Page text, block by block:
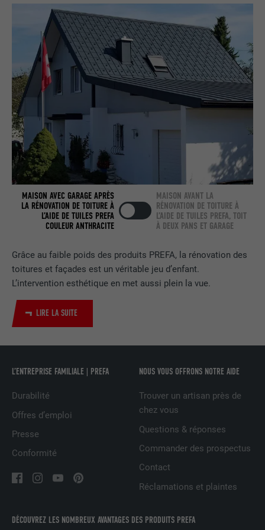
Grâce au faible poids des produits PREFA, la rénovation des
toitures et façades est un véritable jeu d’enfant.
L’intervention esthétique en met aussi plein la vue.
LIRE LA SUITE
MAISON AVEC GARAGE APRÈS
LA RÉNOVATION DE TOITURE À
L’AIDE DE TUILES PREFA
COULEUR ANTHRACITE
MAISON AVANT LA
RÉNOVATION DE TOITURE À
L’AIDE DE TUILES PREFA, TOIT
À DEUX PANS ET GARAGE
DÉCOUVREZ LES NOMBREUX AVANTAGES DES PRODUITS PREFA
L’ENTREPRISE FAMILIALE | PREFA
Durabilité
Offres d’emploi
Presse
Conformité
NOUS VOUS OFFRONS NOTRE AIDE
Trouver un artisan près de
chez vous
Questions & réponses
Commander des prospectus
Contact
Réclamations et plaintes
UTILITÉ
nous » intégrée.
NOM bcookie
FOURNISSEUR LinkedIn
EXPIRATION
UTILITÉ
Utilisé par le service de réseau social
LinkedIn pour suivre l'utilisation de
services intégrés.
NOM bscookie
EXPIRATION
UTILITÉ
Utilisé par le service de réseau social
EXPIRATION
UTILITÉ
Est utilisé pour suivre l'utilisateur sur
plusieurs sites Internet afin d'afficher de
la publicité adaptée aux préférences de
NOM lidc